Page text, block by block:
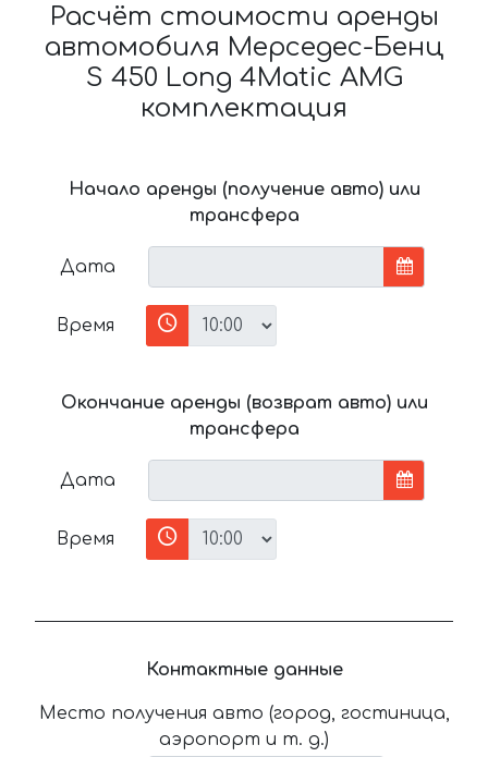
Расчёт стоимости аренды
автомобиля Мерседес-Бенц
S 450 Long 4Matic AMG
комплектация
Начало аренды (получение авто) или
трансфера
Дата
Время
Окончание аренды (возврат авто) или
трансфера
Дата
Время
Контактные данные
Место получения авто (город, гостиница,
аэропорт и т. д.)